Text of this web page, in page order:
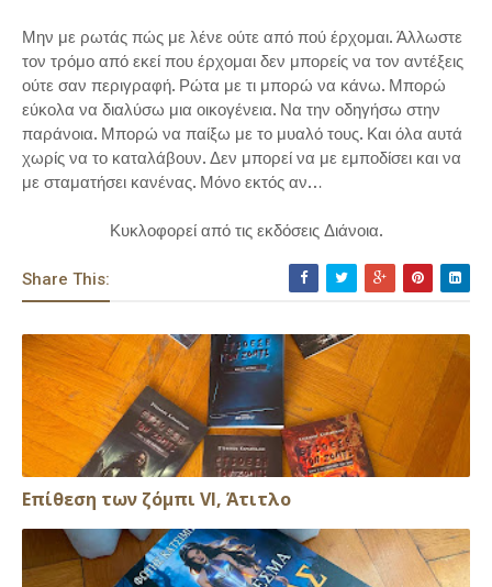
Μην με ρωτάς πώς με λένε ούτε από πού έρχομαι. Άλλωστε
τον τρόμο από εκεί που έρχομαι δεν μπορείς να τον αντέξεις
ούτε σαν περιγραφή. Ρώτα με τι μπορώ να κάνω. Μπορώ
εύκολα να διαλύσω μια οικογένεια. Να την οδηγήσω στην
παράνοια. Μπορώ να παίξω με το μυαλό τους. Και όλα αυτά
χωρίς να το καταλάβουν. Δεν μπορεί να με εμποδίσει και να
με σταματήσει κανένας. Μόνο εκτός αν…
Κυκλοφορεί από τις εκδόσεις Διάνοια.
Share This:
Επίθεση των ζόμπι VI, Άτιτλο